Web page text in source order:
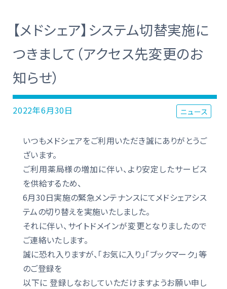
【メドシェア】システム切替実施に
つきまして（アクセス先変更のお
知らせ）
2022年6月30日 ニュース
いつもメドシェアをご利用いただき誠にありがとうご
ざいます。
ご利用薬局様の増加に伴い、より安定したサービス
を供給するため、
6月30日実施の緊急メンテナンスにてメドシェアシス
テムの切り替えを実施いたしました。
それに伴い、サイトドメインが変更となりましたので
ご連絡いたします。
誠に恐れ入りますが、「お気に入り」「ブックマーク」等
のご登録を
以下に 登録しなおしていただけますようお願い申し